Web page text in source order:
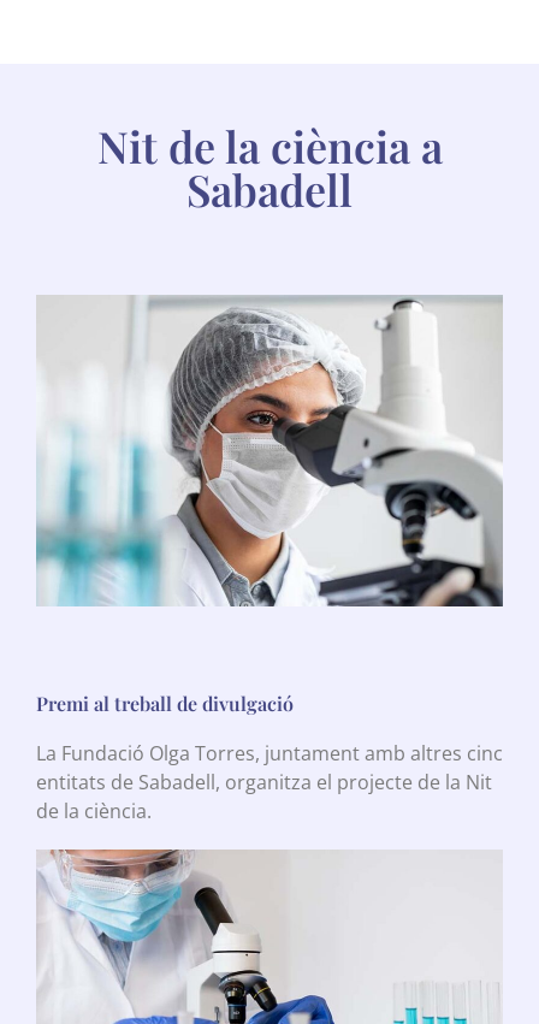
Nit de la ciència a
Sabadell
Premi al treball de divulgació
La Fundació Olga Torres, juntament amb altres cinc
entitats de Sabadell, organitza el projecte de la Nit
de la ciència.